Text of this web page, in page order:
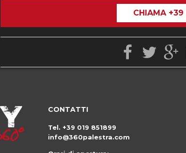
CHIAMA
CONTATTI
Tel. +39 019 851899
info@360palestra.com